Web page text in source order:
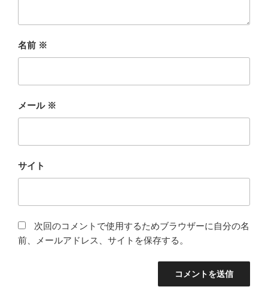
名前 ※
メール ※
サイト
次回のコメントで使用するためブラウザーに自分の名
前、メールアドレス、サイトを保存する。